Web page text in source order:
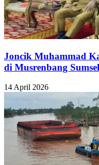
Joncik Muhammad
di Musrenbang
14 April 2026